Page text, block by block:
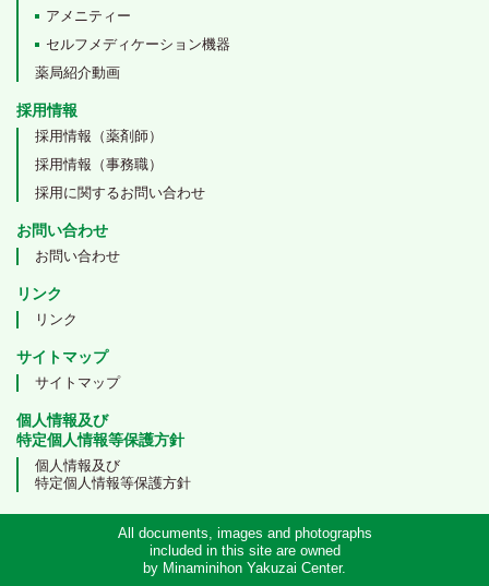
アメニティー
セルフメディケーション機器
薬局紹介動画
採用情報
採用情報（薬剤師）
採用情報（事務職）
採用に関するお問い合わせ
お問い合わせ
お問い合わせ
リンク
リンク
サイトマップ
サイトマップ
個人情報及び
特定個人情報等保護方針
個人情報及び
特定個人情報等保護方針
All documents, images and photographs
included in this site are owned
by Minaminihon Yakuzai Center.